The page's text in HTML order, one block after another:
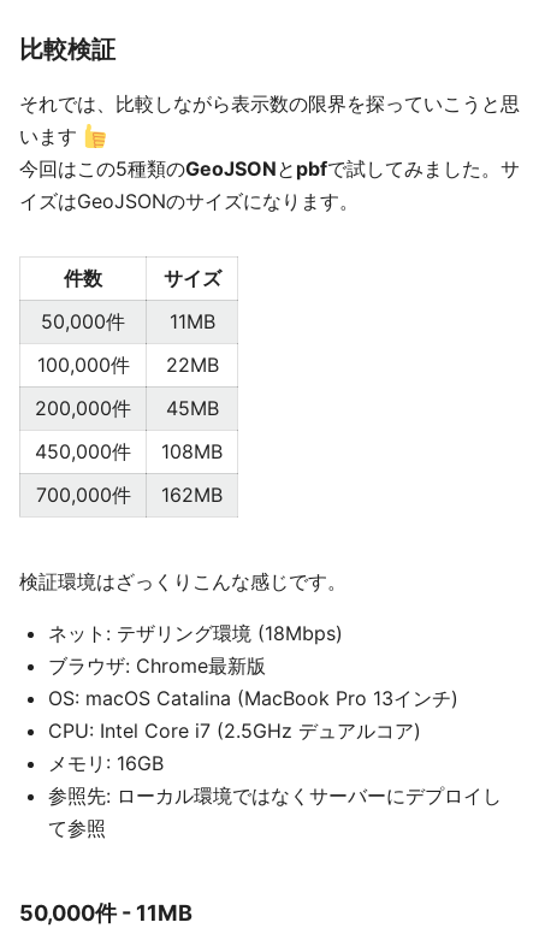
比較検証
それでは、比較しながら表示数の限界を探っていこうと思
います
今回はこの5種類のGeoJSONと pbfで試してみました。サ
イズはGeoJSONのサイズになります。
件数
サイズ
50,000件
11MB
100,000件
22MB
200,000件
45MB
450,000件
108MB
700,000件
162MB
検証環境はざっくりこんな感じです。
ネット: テザリング環境 (18Mbps)
ブラウザ: Chrome最新版
OS: macOS Catalina (MacBook Pro 13インチ)
CPU: Intel Core i7 (2.5GHz デュアルコア)
メモリ: 16GB
参照先: ローカル環境ではなくサーバーにデプロイし
て参照
50,000件 - 11MB